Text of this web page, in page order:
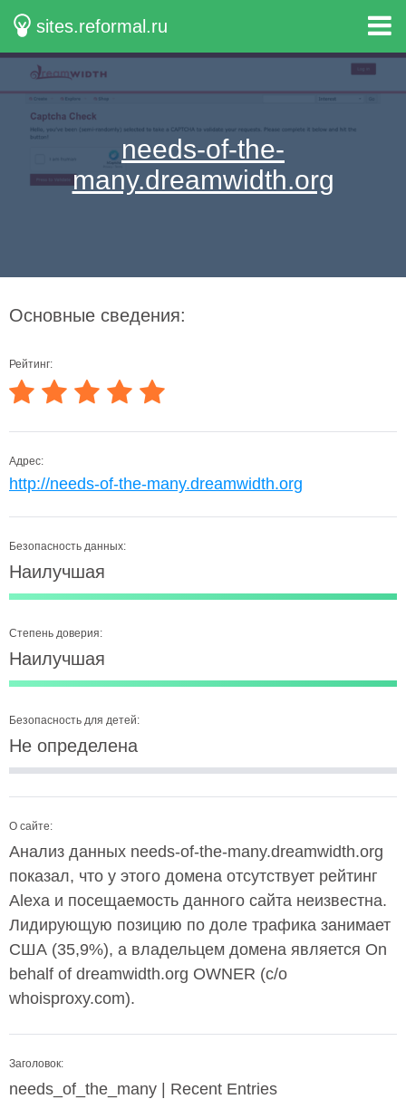
sites.reformal.ru
needs-of-the-
many.dreamwidth.org
Основные сведения:
Рейтинг:
Адрес:
http://needs-of-the-many.dreamwidth.org
Безопасность данных:
Наилучшая
Степень доверия:
Наилучшая
Безопасность для детей:
Не определена
О сайте:
Анализ данных needs-of-the-many.dreamwidth.org
показал, что у этого домена отсутствует рейтинг
Alexa и посещаемость данного сайта неизвестна.
Лидирующую позицию по доле трафика занимает
США (35,9%), а владельцем домена является On
behalf of dreamwidth.org OWNER (c/o
whoisproxy.com).
Заголовок:
needs_of_the_many | Recent Entries